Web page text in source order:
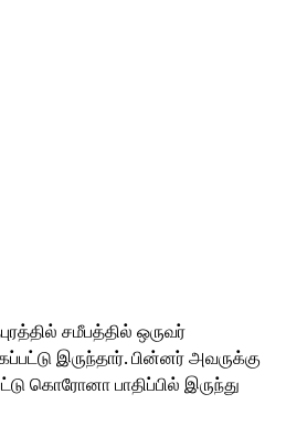
சமீபத்தில் ஒருவர்
இருந்தார். பின்னர் அவருக்கு
கொரோனா பாதிப்பில் இருந்து